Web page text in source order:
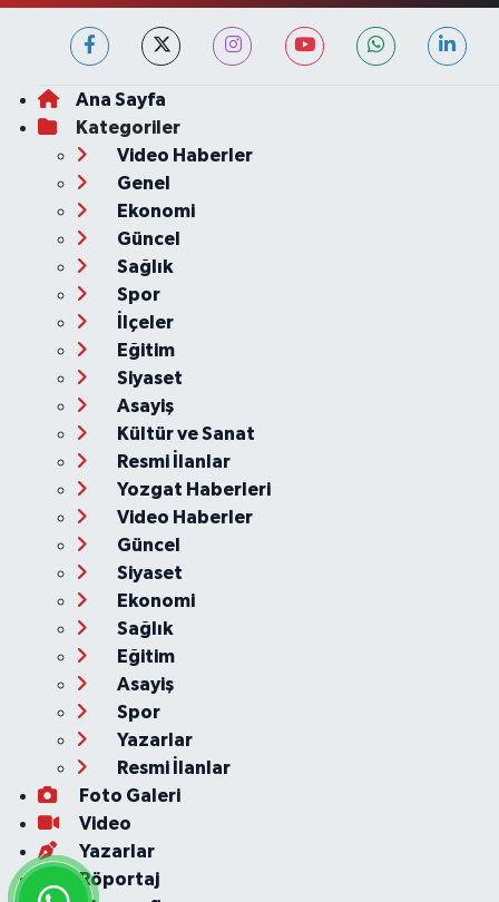
Ana Sayfa
Kategoriler
Video Haberler
Genel
Ekonomi
Güncel
Sağlık
Spor
İlçeler
Eğitim
Siyaset
Asayiş
Kültür ve Sanat
Resmi İlanlar
Yozgat Haberleri
Video Haberler
Güncel
Siyaset
Ekonomi
Sağlık
Eğitim
Asayiş
Spor
Yazarlar
Resmi İlanlar
Foto Galeri
Video
Yazarlar
Röportaj